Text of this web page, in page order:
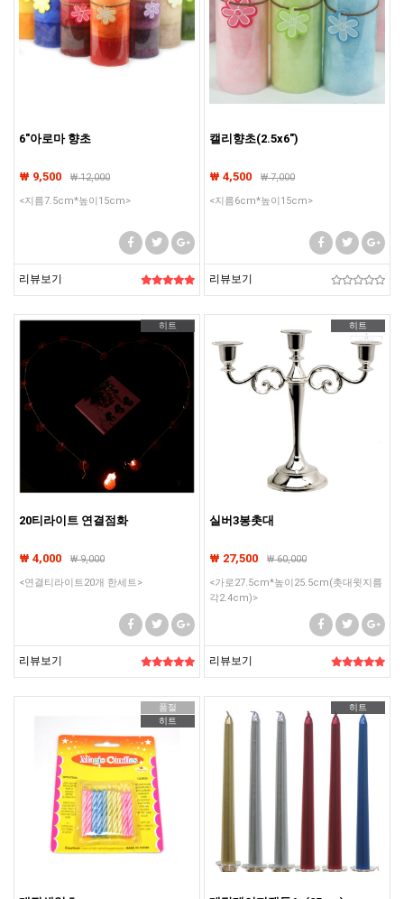
6"아로마 향초
₩ 9,500 ₩12,000
<지름7.5cm*높이15cm>
리뷰보기
캘리향초(2.5x6")
₩ 4,500 ₩7,000
<지름6cm*높이15cm>
리뷰보기
히트
20티라이트 연결점화
₩ 4,000 ₩9,000
<연결티라이트20개 한세트>
리뷰보기
히트
실버3봉촛대
₩ 27,500 ₩60,000
<가로27.5cm*높이25.5cm(촛대윗지름
각2.4cm)>
리뷰보기
품절
히트
히트